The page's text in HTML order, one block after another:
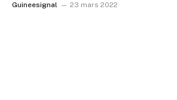
Guineesignal 23 mars 2022